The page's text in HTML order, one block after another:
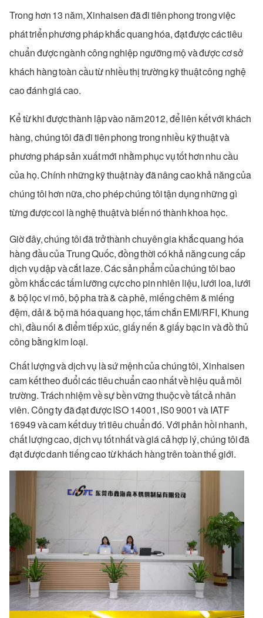
Trong hơn 13 năm, Xinhaisen đã đi tiên phong trong việc
phát triển phương pháp khắc quang hóa, đạt được các tiêu
chuẩn được ngành công nghiệp ngưỡng mộ và được cơ sở
khách hàng toàn cầu từ nhiều thị trường kỹ thuật công nghệ
cao đánh giá cao.
Kể từ khi được thành lập vào năm 2012, để liên kết với khách
hàng, chúng tôi đã đi tiên phong trong nhiều kỹ thuật và
phương pháp sản xuất mới nhằm phục vụ tốt hơn nhu cầu
của họ. Chính những kỹ thuật này đã nâng cao khả năng của
chúng tôi hơn nữa, cho phép chúng tôi tận dụng những gì
từng được coi là nghệ thuật và biến nó thành khoa học.
Giờ đây, chúng tôi đã trở thành chuyên gia khắc quang hóa
hàng đầu của Trung Quốc, đồng thời có khả năng cung cấp
dịch vụ dập và cắt laze. Các sản phẩm của chúng tôi bao
gồm khắc các tấm lưỡng cực cho pin nhiên liệu, lưới loa, lưới
& bộ lọc vi mô, bộ pha trà & cà phê, miếng chêm & miếng
đệm, dải & bộ mã hóa quang học, tấm chắn EMI/RFI, Khung
chì, đầu nối & điểm tiếp xúc, giấy nến & giấy bạc in và đồ thủ
công bằng kim loại.
Chất lượng và dịch vụ là sứ mệnh của chúng tôi, Xinhaisen
cam kết theo đuổi các tiêu chuẩn cao nhất về hiệu quả môi
trường. Trách nhiệm về sự bền vững thuộc về tất cả nhân
viên. Công ty đã đạt được ISO 14001, IS0 9001 và IATF
16949 và cam kết duy trì tiêu chuẩn đó. Với phản hồi nhanh,
chất lượng cao, dịch vụ tốt nhất và giá cả hợp lý, chúng tôi đã
đạt được danh tiếng cao từ khách hàng trên toàn thế giới.